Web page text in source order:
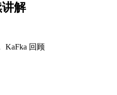
解
KaFka 回顾